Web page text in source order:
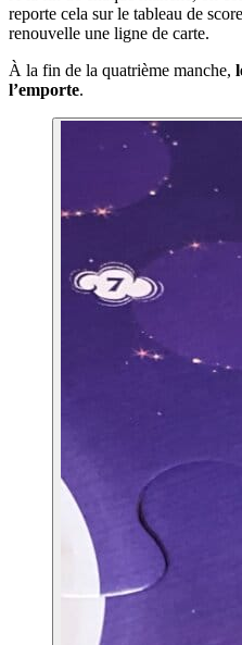
reporte cela sur le tableau de
renouvelle une ligne de carte.
À la fin de la quatrième manche,
l’emporte.